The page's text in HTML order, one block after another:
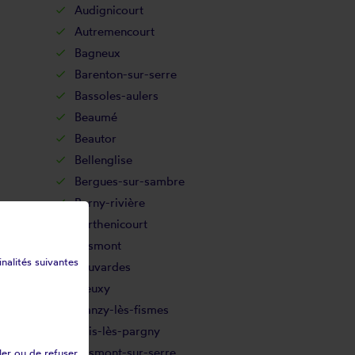
Audignicourt
Autremencourt
Bagneux
Barenton-sur-serre
Bassoles-aulers
Beaumé
Beautor
Bellenglise
Bergues-sur-sambre
Berny-rivière
Berthenicourt
Besmont
Beuvardes
Bieuxy
Blanzy-lès-fismes
Bois-lès-pargny
suivantes